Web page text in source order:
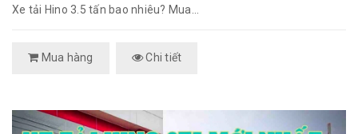
Xe tải Hino 3.5 tấn bao nhiêu? Mua...
Mua hàng Chi tiết